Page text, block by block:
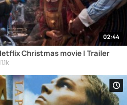
02:44
Christmas movie | Trailer